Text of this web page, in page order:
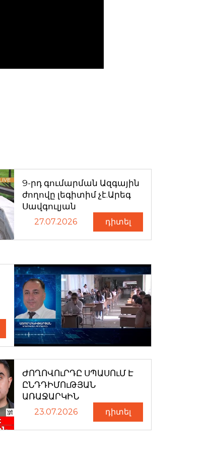
9-րդ գումարման Ազգային
ժողովը լեգիտիմ չէ.Արեգ
Սավգուլյան
27.07.2026 դիտել
ԺՈՂՈՎՈւՐԴԸ ՍՊԱՍՈւՄ Է
ԸՆԴԴԻՄՈւԹՅԱՆ
ԱՌԱՋԱՐԿԻՆ
23.07.2026 դիտել